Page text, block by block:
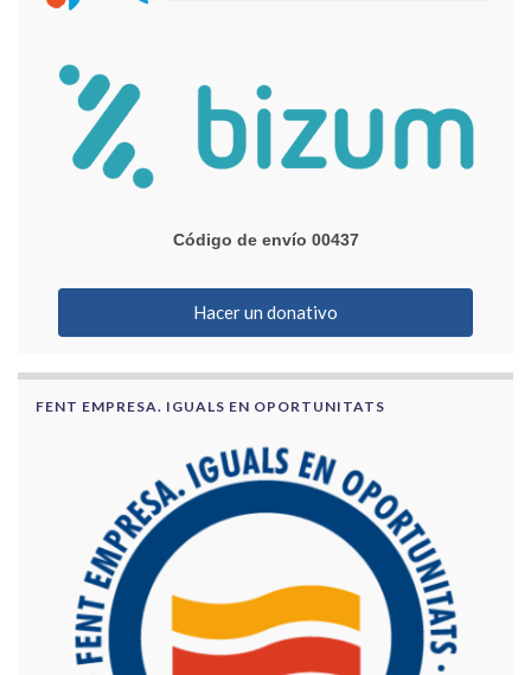
Código de envío 00437
Hacer un donativo
FENT EMPRESA. IGUALS EN OPORTUNITATS